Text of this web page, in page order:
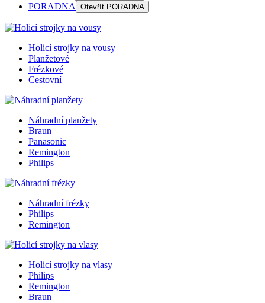
PORADNA Otevřít PORADNA
Holicí strojky na vousy
Planžetové
Frézkové
Cestovní
Náhradní planžety
Braun
Panasonic
Remington
Philips
Náhradní frézky
Philips
Remington
Holicí strojky na vlasy
Philips
Remington
Braun